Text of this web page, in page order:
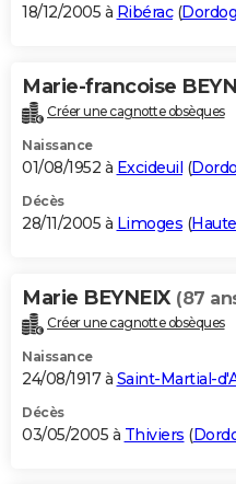
18/12/2005 à Ribérac(
Marie-francoise
Créer une cagnotte obsèques
Naissance
01/08/1952 à Excideuil (
Décès
28/11/2005 à Limoges (
Marie BEYNEIX (87
Créer une cagnotte obsèques
Naissance
24/08/1917 à Saint-Martial-
Décès
03/05/2005 à Thiviers (